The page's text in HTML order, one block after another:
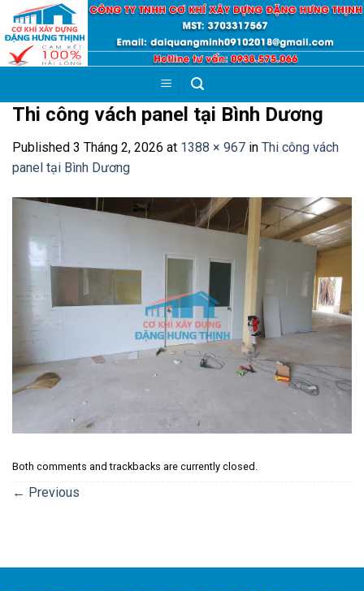
Skip
content
Thi công vách panel tại Bình Dương
Published 3 Tháng 2, 2026 at 1388 × 967 in Thi công vách
panel tại Bình Dương
Both comments and trackbacks are currently closed.
← Previous